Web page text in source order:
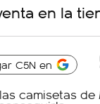
en la
C5N en